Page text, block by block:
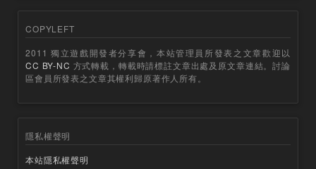
COPYLEFT
2011 獨立遊戲開發者分享會，本站管理員所發表之文章歡迎以
CC BY-NC 方式轉載，轉載時請標註文章出處及原文章連結。討論
區會員所發表之文章其權利歸原著作人所有。
隱私權聲明
本站隱私權聲明